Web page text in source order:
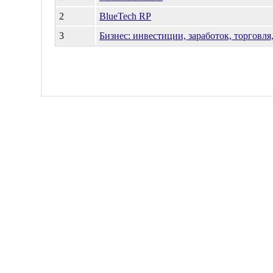
2
BlueTech RP
3
Бизнес: инвестиции, заработок,